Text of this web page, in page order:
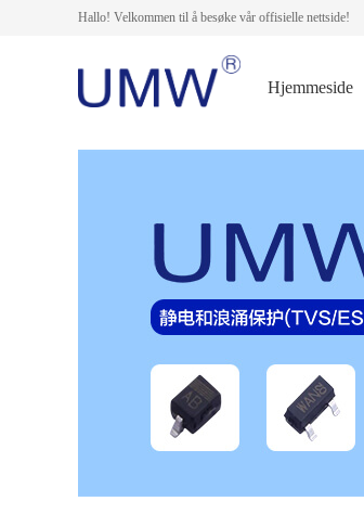
Hallo! Velkommen til å besøke vår offisielle nettside!
Hjemmeside